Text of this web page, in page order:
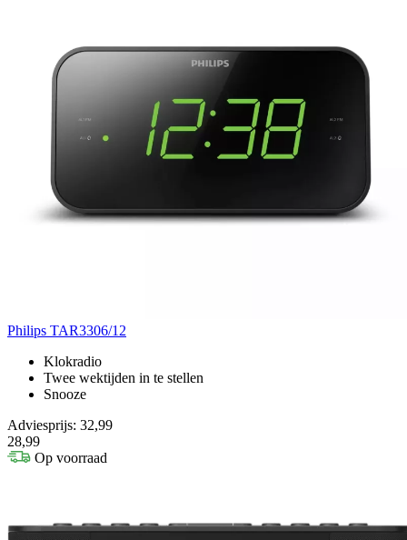
Philips TAR3306/12
Klokradio
Twee wektijden in te stellen
Snooze
Adviesprijs: 32,99
28,99
Op voorraad